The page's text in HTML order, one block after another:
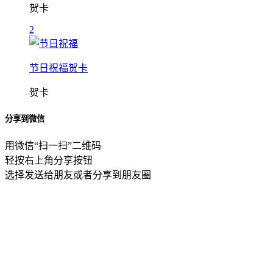
贺卡
2
节日祝福贺卡
贺卡
分享到微信
用微信“扫一扫”二维码
轻按右上角分享按钮
选择发送给朋友或者分享到朋友圈